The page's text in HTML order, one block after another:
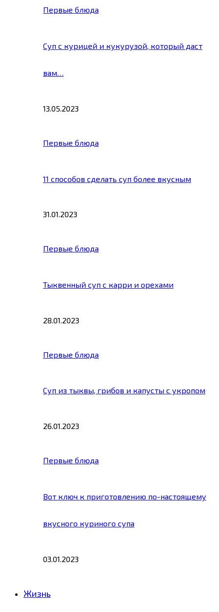
Первые блюда
Суп с курицей и кукурузой, который даст
вам…
13.05.2023
Первые блюда
11 способов сделать суп более вкусным
31.01.2023
Первые блюда
Тыквенный суп с карри и орехами
28.01.2023
Первые блюда
Суп из тыквы, грибов и капусты с укропом
26.01.2023
Первые блюда
Вот ключ к приготовлению по-настоящему
вкусного куриного супа
03.01.2023
Жизнь